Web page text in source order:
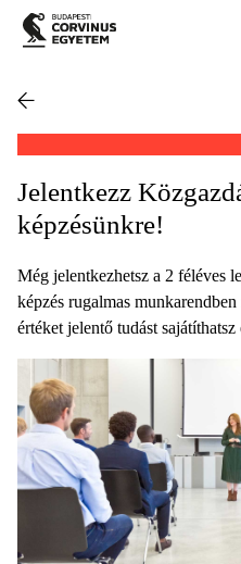
Jelentkezz
képzésünkre!
Még jelentkezhetsz a 2 féléves
képzés rugalmas
értéket jelentő tudást sajátíthatsz